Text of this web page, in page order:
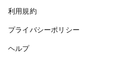
利用規約
プライバシーポリシー
ヘルプ